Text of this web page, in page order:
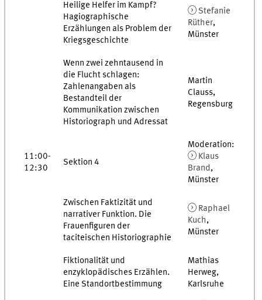
Heilige Helfer im Kampf?
Hagiographische
Erzählungen als Problem der
Kriegsgeschichte
Stefanie
Rüther,
Münster
Wenn zwei zehntausend in
die Flucht schlagen:
Zahlenangaben als
Bestandteil der
Kommunikation zwischen
Historiograph und Adressat
Martin
Clauss,
Regensburg
11:00-
12:30
Sektion 4
Moderation:
Klaus
Brand,
Münster
Zwischen Faktizität und
narrativer Funktion. Die
Frauenfiguren der
taciteischen Historiographie
Raphael
Kuch,
Münster
Fiktionalität und
enzyklopädisches Erzählen.
Eine Standortbestimmung
Mathias
Herweg,
Karlsruhe